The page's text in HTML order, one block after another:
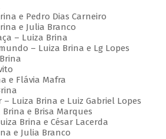
e Pedro Dias Carneiro
e Julia Branco
– Luiza Brina
– Luiza Brina e Lg Lopes
e Flávia Mafra
– Luiza Brina e Luiz Gabriel Lopes
Brina e Brisa Marques
Brina e César Lacerda
e Julia Branco